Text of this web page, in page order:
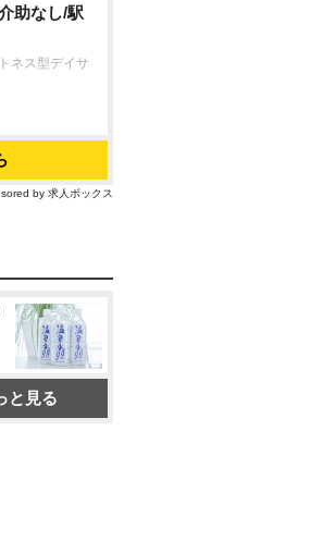
助なし/駅
ネス型デイサ
by 求人ボックス
と見る